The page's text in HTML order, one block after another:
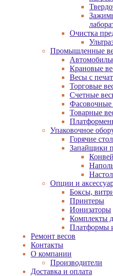
Очистка
Промышленные
Крановые
Весы с
Торговые
Счетные
Фасовочные
Товарные
Упаковочное
Горячие
Запайщики
Опции и
Боксы,
Принтеры
Ионизаторы
Комплекты
Платформы
Ремонт весов
Контакты
О компании
Производители
Доставка и оплата